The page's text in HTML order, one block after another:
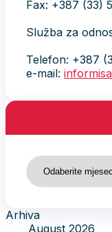
Fax: +387 (33)
Služba za
Telefon: +387
e-mail:
Arhiva
Arhiva
August 2026